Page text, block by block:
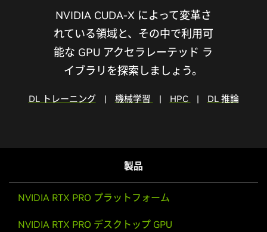
NVIDIA CUDA-X によって変革さ
れている領域と、その中で利用可
能な GPU アクセラレーテッド ラ
イブラリを探索しましょう。
DL トレーニング | 機械学習 | HPC | DL 推論
製品
NVIDIA RTX PRO プラットフォーム
NVIDIA RTX PRO デスクトップ GPU